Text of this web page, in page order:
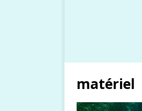
matériel